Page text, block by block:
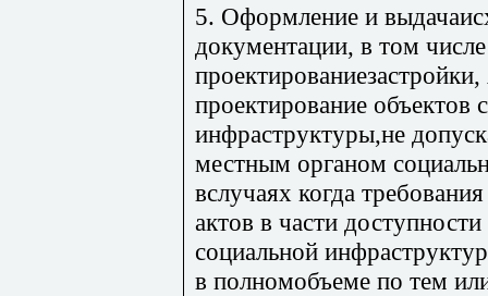
5. Оформление и
документации, в том
проектирование объектов
инфраструктуры,не
местным органом
вслучаях когда
актов в части
социальной
в полномобъеме по тем